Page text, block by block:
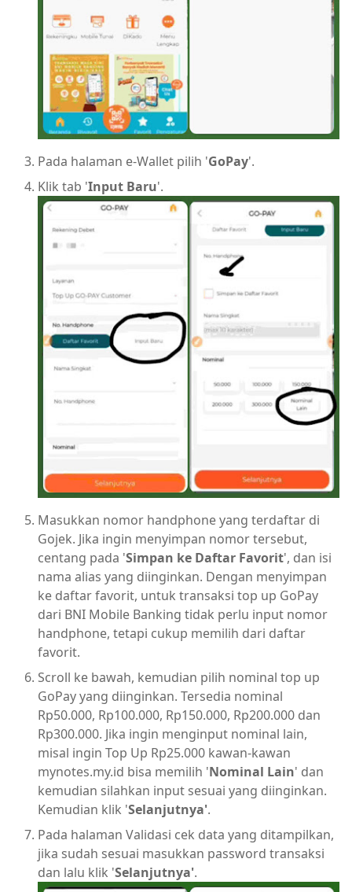
Pada halaman e-Wallet pilih 'GoPay'.
Klik tab 'Input Baru'.
Masukkan nomor handphone yang terdaftar di
Gojek. Jika ingin menyimpan nomor tersebut,
centang pada 'Simpan ke Daftar Favorit', dan isi
nama alias yang diinginkan. Dengan menyimpan
ke daftar favorit, untuk transaksi top up GoPay
dari BNI Mobile Banking tidak perlu input nomor
handphone, tetapi cukup memilih dari daftar
favorit.
Scroll ke bawah, kemudian pilih nominal top up
GoPay yang diinginkan. Tersedia nominal
Rp50.000, Rp100.000, Rp150.000, Rp200.000 dan
Rp300.000. Jika ingin menginput nominal lain,
misal ingin Top Up Rp25.000 kawan-kawan
mynotes.my.id bisa memilih 'Nominal Lain' dan
kemudian silahkan input sesuai yang diinginkan.
Kemudian klik 'Selanjutnya'.
Pada halaman Validasi cek data yang ditampilkan,
jika sudah sesuai masukkan password transaksi
dan lalu klik 'Selanjutnya'.